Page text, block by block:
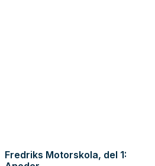
Fredriks Motorskola, del 1: